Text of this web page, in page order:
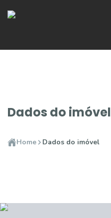
Dados do imóvel
Home Dados do imóvel